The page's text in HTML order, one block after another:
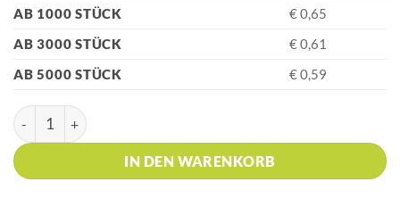
AB 1000 STÜCK
€ 0,65
AB 3000 STÜCK
€ 0,61
AB 5000 STÜCK
€ 0,59
HK - 170 Schwarz Kugelschreiber Menge
IN DEN WARENKORB